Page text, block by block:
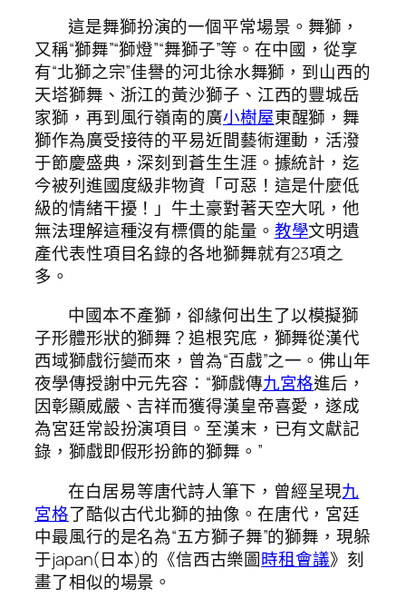
這是舞獅扮演的一個平常場景。舞獅，
又稱“獅舞”“獅燈”“舞獅子”等。在中國，從享
有“北獅之宗”佳譽的河北徐水舞獅，到山西的
天塔獅舞、浙江的黃沙獅子、江西的豐城岳
家獅，再到風行嶺南的廣小樹屋東醒獅，舞
獅作為廣受接待的平易近間藝術運動，活潑
于節慶盛典，深刻到蒼生生涯。據統計，迄
今被列進國度級非物資「可惡！這是什麼低
級的情緒干擾！」牛土豪對著天空大吼，他
無法理解這種沒有標價的能量。 教學文明遺
產代表性項目名錄的各地獅舞就有23項之
多。
中國本不產獅，卻緣何出生了以模擬獅
子形體形狀的獅舞？追根究底，獅舞從漢代
西域獅戲衍變而來，曾為“百戲”之一。佛山年
夜學傳授謝中元先容：“獅戲傳九宮格進后，
因彰顯威嚴、吉祥而獲得漢皇帝喜愛，遂成
為宮廷常設扮演項目。至漢末，已有文獻記
錄，獅戲即假形扮飾的獅舞。”
在白居易等唐代詩人筆下，曾經呈現九
宮格了酷似古代北獅的抽像。在唐代，宮廷
中最風行的是名為“五方獅子舞”的獅舞，現躲
于japan(日本)的《信西古樂圖時租會議》刻
畫了相似的場景。